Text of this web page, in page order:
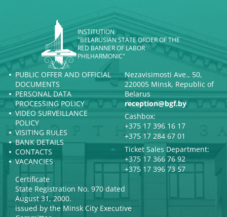
INSTITUTION
"BELARUSIAN STATE ORDER OF THE
RED BANNER OF LABOR
PHILHARMONIC"
PUBLIC OFFER AND OFFICIAL
DOCUMENTS
PERSONAL DATA
PROCESSING POLICY
VIDEO SURVEILLANCE
POLICY
VISITING RULES
BANK DETAILS
CONTACTS
VACANCIES
Nezavisimosti Ave., 50,
220005 Minsk, Republic of
Belarus
reception@bgf.by
Cashbox:
+375 17 396 16 17
+375 17 284 67 01
Ticket Sales Department:
+375 17 366 76 92
+375 17 396 73 57
Certificate
State Registration No. 970 dated
August 31, 2000.
issued by the Minsk City Executive